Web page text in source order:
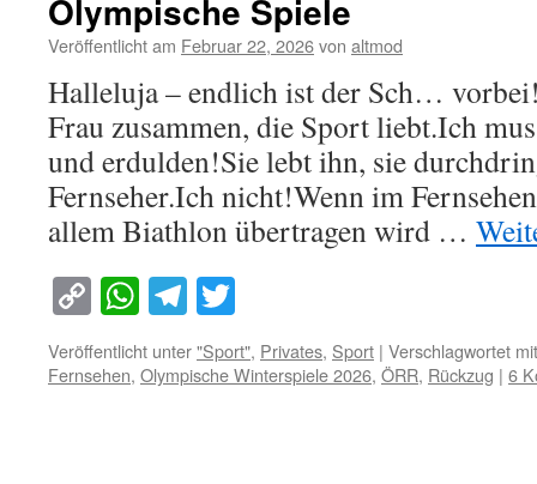
Olympische Spiele
Veröffentlicht am Februar 22, 2026von altmod
Halleluja – endlich ist der Sch…
Frau zusammen, die Sport liebt.Ich
und erdulden!Sie lebt ihn, sie
Fernseher.Ich nicht!Wenn im
allem Biathlon übertragen wird …
Copy
Link
WhatsApp
Telegram
Veröffentlicht unter"Sport", Privates, Sport | Verschlagwortet mit
Fernsehen, Olympische Winterspiele 2026, ÖRR, Rückzug | 6